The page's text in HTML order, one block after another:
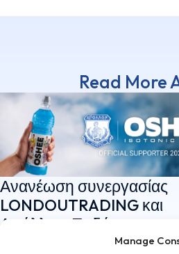
Manage
Read More
Ανανέωση συνεργασίας
LONDOUTRADING και
Απόλλων Ποδόσφαιρο
(Δημόσια) Λτδ για 7η